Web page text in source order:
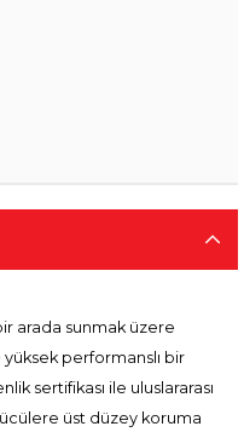
arada sunmak üzere
yüksek performanslı bir
sertifikası ile uluslararası
üst düzey koruma